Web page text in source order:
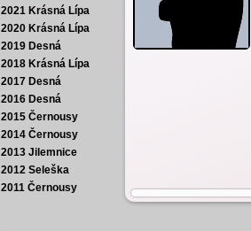
2021 Krásná Lípa
2020 Krásná Lípa
2019 Desná
2018 Krásná Lípa
2017 Desná
2016 Desná
2015 Černousy
2014 Černousy
2013 Jilemnice
2012 Seleška
2011 Černousy